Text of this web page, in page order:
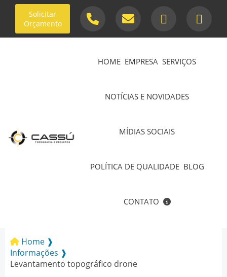
Solicitar
Orçamento
HOME EMPRESA SERVIÇOS
NOTÍCIAS E NOVIDADES
MÍDIAS SOCIAIS
POLÍTICA DE QUALIDADE BLOG
CONTATO
Home ❱
Informações ❱
Levantamento topográfico drone